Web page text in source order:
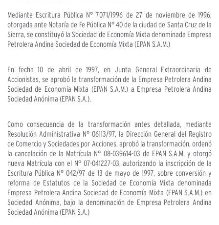
Mediante Escritura Pública N° 7071/1996 de 27 de noviembre de 1996,
otorgada ante Notaría de Fe Pública N° 40 de la ciudad de Santa Cruz de la
Sierra, se constituyó la Sociedad de Economía Mixta denominada Empresa
Petrolera Andina Sociedad de Economía Mixta (EPAN S.A.M.)
En fecha 10 de abril de 1997, en Junta General Extraordinaria de
Accionistas, se aprobó la transformación de la Empresa Petrolera Andina
Sociedad de Economía Mixta (EPAN S.A.M.) a Empresa Petrolera Andina
Sociedad Anónima (EPAN S.A.).
Como consecuencia de la transformación antes detallada, mediante
Resolución Administrativa N° 06113/97, la Dirección General del Registro
de Comercio y Sociedades por Acciones, aprobó la transformación, ordenó
la cancelación de la Matrícula N° 08-039614-03 de EPAN S.A.M. y otorgó
nueva Matrícula con el N° 07-041227-03, autorizando la inscripción de la
Escritura Pública N° 042/97 de 13 de mayo de 1997, sobre conversión y
reforma de Estatutos de la Sociedad de Economía Mixta denominada
Empresa Petrolera Andina Sociedad de Economía Mixta (EPAN S.A.M.) en
Sociedad Anónima, bajo la denominación de Empresa Petrolera Andina
Sociedad Anónima (EPAN S.A.)